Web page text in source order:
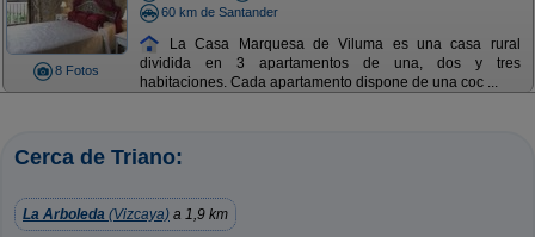
8 Fotos
60 km de Santander
La Casa Marquesa de Viluma es una casa rural
dividida en 3 apartamentos de una, dos y tres
habitaciones. Cada apartamento dispone de una coc ...
Cerca de Triano:
La Arboleda (Vizcaya) a 1,9 km